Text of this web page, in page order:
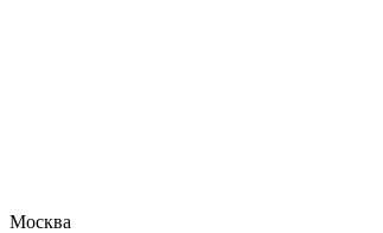
Москва